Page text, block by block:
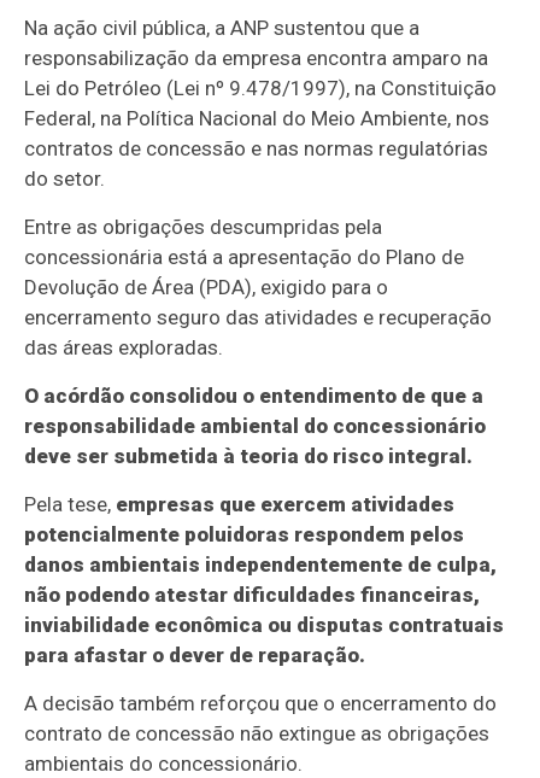
Na ação civil pública, a ANP sustentou que a
responsabilização da empresa encontra amparo na
Lei do Petróleo (Lei nº 9.478/1997), na Constituição
Federal, na Política Nacional do Meio Ambiente, nos
contratos de concessão e nas normas regulatórias
do setor.
Entre as obrigações descumpridas pela
concessionária está a apresentação do Plano de
Devolução de Área (PDA), exigido para o
encerramento seguro das atividades e recuperação
das áreas exploradas.
O acórdão consolidou o entendimento de que a
responsabilidade ambiental do concessionário
deve ser submetida à teoria do risco integral.
Pela tese, empresas que exercem atividades
potencialmente poluidoras respondem pelos
danos ambientais independentemente de culpa,
não podendo atestar dificuldades financeiras,
inviabilidade econômica ou disputas contratuais
para afastar o dever de reparação.
A decisão também reforçou que o encerramento do
contrato de concessão não extingue as obrigações
ambientais do concessionário.